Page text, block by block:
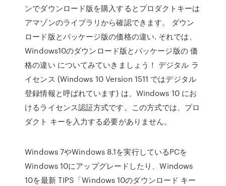
ンでダウンロード版を購入するとプロダクトキーは
アマゾンのライブラリから確認できます。 ダウン
ロード版とパッケージ版の価格の違い. それでは、
Windows10のダウンロード版とパッケージ版の 価
格の違い についてみていきましょう！ デジタル ラ
イセンス (Windows 10 Version 1511 ではデジタル
登録情報と呼ばれています) は、Windows 10 にお
けるライセンス認証方式です。この方式では、プロ
ダクト キーを入力する必要がありません。
Windows 7やWindows 8.1を実行しているPCを
Windows 10にアップグレードしたり、Windows
10を最新 TIPS「Windows 10のダウンロード キー